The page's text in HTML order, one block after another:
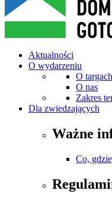
Aktualności
O wydarzeniu
O targach
O nas
Zakres
Dla zwiedzających
Ważne
Co,